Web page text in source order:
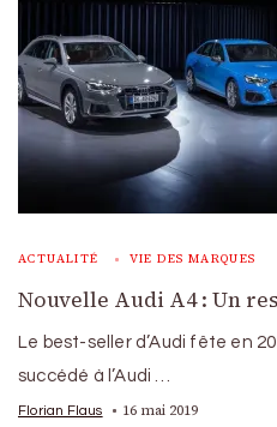
ACTUALITÉ VIE DES MARQUES
Nouvelle Audi A4 : Un
Le best-seller d’Audi fête en
succédé à l’Audi …
Florian Flaus 16 mai 2019